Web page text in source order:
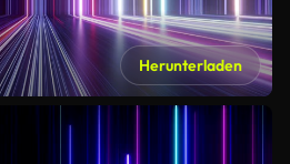
Herunterladen